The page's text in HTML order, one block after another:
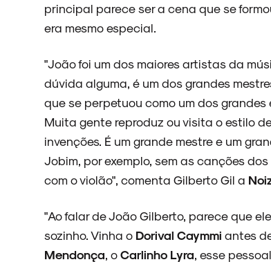
principal parece ser a cena que se
era mesmo especial.
"João foi um dos maiores artistas da
dúvida alguma, é um dos grandes
que se perpetuou como um dos
Muita gente reproduz ou visita o estilo
invenções. É um grande mestre e um
Jobim, por exemplo, sem as canções
com o violão", comenta Gilberto Gil a
"Ao falar de João Gilberto, parece que
sozinho. Vinha o Dorival Caymmi antes
Mendonça , oCarlinho Lyra , esse